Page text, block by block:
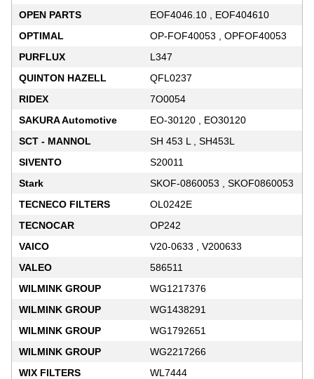
OPEN PARTS
EOF4046.10 , EOF404610
OPTIMAL
OP-FOF40053 , OPFOF40053
PURFLUX
L347
QUINTON HAZELL
QFL0237
RIDEX
7O0054
SAKURA Automotive
EO-30120 , EO30120
SCT - MANNOL
SH 453 L , SH453L
SIVENTO
S20011
Stark
SKOF-0860053 , SKOF0860053
TECNECO FILTERS
OL0242E
TECNOCAR
OP242
VAICO
V20-0633 , V200633
VALEO
586511
WILMINK GROUP
WG1217376
WILMINK GROUP
WG1438291
WILMINK GROUP
WG1792651
WILMINK GROUP
WG2217266
WIX FILTERS
WL7444